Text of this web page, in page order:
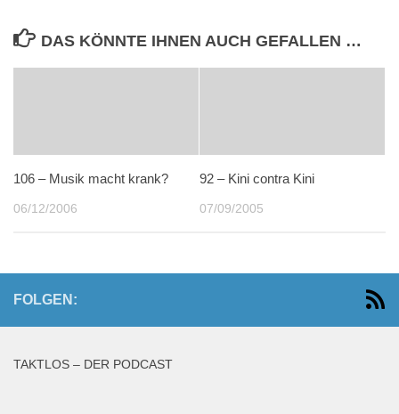
DAS KÖNNTE IHNEN AUCH GEFALLEN …
106 – Musik macht krank?
06/12/2006
92 – Kini contra Kini
07/09/2005
FOLGEN:
TAKTLOS – DER PODCAST